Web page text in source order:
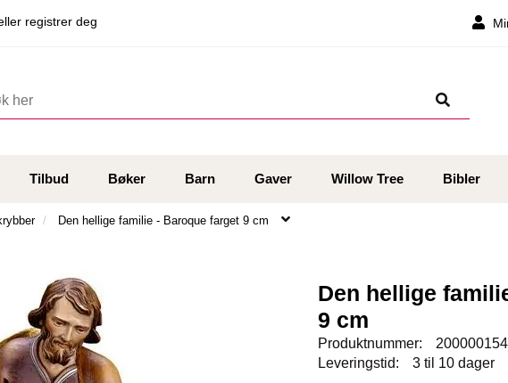
registrer deg
Tilbud Bøker Barn Gaver Willow Tree Bibler
Den hellige familie - Baroque farget 9 cm
Den hellige
9 cm
Produktnummer:
Leveringstid:
3 til 10 dager